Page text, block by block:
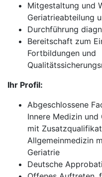
Mitgestaltung und
Geriatrieabteilung
Durchführung
Bereitschaft zum
Fortbildungen und
Ihr Profil:
Abgeschlossene
Innere Medizin
mit
Allgemeinmedizin
Geriatrie
Deutsche